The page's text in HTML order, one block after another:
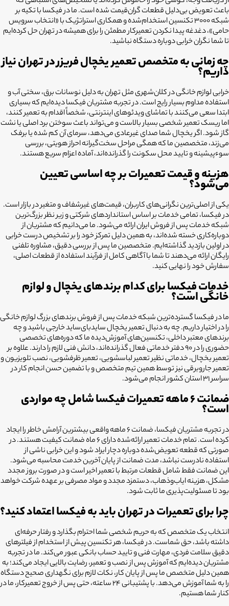
باعث تعویض بی‌دلیل قطعات گران‌قیمت شده است. ما در فیکسا با تکیه بر
شبکه ۳۰۰۰ تکنسین استخدام‌شده و همکاری استراتژیک با «انتخاب سرویس
حامی»، دغدغه پیدا نکردن تعمیرکار مطمئن را برای همیشه در تهران حل کرده‌ایم
تا شما نگران خرابی دوباره دستگاه نباشید.
چه زمانی به متخصص تعمیر یخچال فریزر در تهران نیاز
داریم؟
خرابی لوازم خانگی در کلان‌شهری مثل تهران به دلیل نوسانات برق، سختی آب و
استفاده مداوم بسیار رایج است. در تجربه مشتریان فیکسا دیده‌ایم که بسیاری
ابتدا سعی می‌کنند با تماشای ویدئوهای اینترنتی، شخصاً اقدام به تعمیر کنند،
اما ریسک تعمیر شخصی بسیار بالاست و می‌تواند باعث سوختن برد اصلی یا نشت
گاز شود. اگر یخچال شما صدای غیرعادی می‌دهد، سرمای آن کم شده یا برفک
می‌زند، متخصصین ما که همگی مراحل سخت‌گیرانه احراز هویتی، بررسی
سوءپیشینه و تایید محل سکونت را گذرانده‌اند، آماده اعزام سریع هستند.
هزینه و قیمت تعمیرات بر چه اساسی تعیین
می‌شود؟
یکی از اصلی‌ترین نگرانی‌های کاربران، قیمت‌های غیرشفاف و متغیر در بازار است.
در فیکسا، تمامی خدمات بر اساس استانداردهای شرکتی و زیر نظر بزرگ‌ترین
شبکه خدمات پس از فروش ایران ارائه می‌شود. ما می‌دانیم که مشتریان از
دوباره‌کاری خسته شده‌اند، به همین دلیل تمرکز خود را بر تشخیص درست خرابی
در اولین بازدید گذاشته‌ایم. متخصصین ما پس از بررسی دقیق، مشاوره تلفنی
رایگان ارائه می‌دهند تا شما با آگاهی کامل از فرآیند استفاده از قطعات اصلی،
سفارش خود را نهایی کنید.
خدمات فیکسا برای کدام برندهای یخچال و لوازم
خانگی است؟
ما در فیکسا گسترده‌ترین شبکه خدمات پس از فروش برندهای بزرگ لوازم خانگی
را در اختیار داریم. چه به دنبال تعمیر یخچال ساید‌بای‌ساید خارجی باشید و چه
برندهای معتبر داخلی، تکنسین‌های آموزش‌دیده ما که دوره‌های تخصصی
حضوری را در ۹۰ دفتر خدماتی فعال گذرانده‌اند، دانش فنی لازم را دارند. علاوه بر
تعمیر یخچال، خدماتی نظیر تعمیر لباسشویی، تعمیر ظرفشویی، نصب تلویزیون و
تعمیر جاروبرقی نیز توسط همین تیم متخصص و با تضمین حسن انجام کار در
سراسر ۳۱ استان کشور انجام می‌شود.
ضمانت ۶ ماهه تعمیرات فیکسا شامل چه مواردی
است؟
در تجربه مشتریان فیکسا، ضمانت ۶ ماهه واقعی بیشترین آرامش خاطر را ایجاد
کرده است. تمام خدمات تعمیر ارائه‌شده دارای ۶ ماه ضمانت کیفیت هستند. در
صورتی که قطعه تعویض‌شده دوباره دچار ایراد شود و این خرابی ناشی از
استفاده نادرست نباشد، مدت ضمانت از پایان آخرین خدمت محاسبه می‌شود.
این ضمانت فقط شامل قطعات مرتبط با تعمیر اخیر است و در صورت بروز مجدد
مشکل، هزینه ایاب‌وذهاب، دستمزد مجدد و مواد مصرفی بر عهده شرکت خواهد
بود تا مسئولیت‌پذیری ما ثابت شود.
چرا برای تعمیرات در تهران باید به فیکسا اعتماد کنید؟
انتخاب یک متخصص که به حریم شخصی شما احترام بگذارد و رفتار حرفه‌ای
داشته باشد، حق شماست. در فیکسا، هر تکنسین پیش از استخدام از فیلترهای
دقیق سلامت فردی، مهارت فنی و تایید حساب بانکی عبور می‌کند. ما در تجربه
مشتریان دیده‌ایم که آموزش پس از نصب و تعمیر، رضایت بالایی ایجاد می‌کند؛ به
همین دلیل متخصص ما پس از پایان کار، نکات لازم برای نگهداری صحیح دستگاه
را به شما آموزش می‌دهد. با پشتیبانی ۲۴ ساعته، حتی پس از خروج تعمیرکار، ما در
کنار شما هستیم.